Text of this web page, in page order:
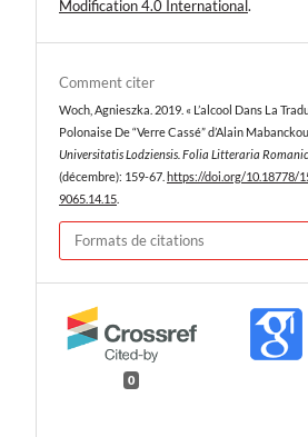
Modification 4.0 International.
Comment citer
Woch, Agnieszka. 2019. « L’alcool Dans La
Polonaise De “Verre Cassé” d’Alain Mabanckou
Universitatis Lodziensis. Folia Litteraria
(décembre): 159-67. https://doi.org/10.18778/
9065.14.15
Formats de citations
0